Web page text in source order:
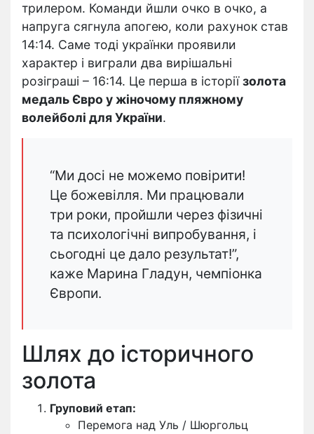
трилером. Команди йшли очко в очко, а
напруга сягнула апогею, коли рахунок став
14:14. Саме тоді українки проявили
характер і виграли два вирішальні
розіграші – 16:14. Це перша в історіїзолота
медаль Євро у жіночому пляжному
волейболі для України.
“Ми досі не можемо повірити!
Це божевілля. Ми працювали
три роки, пройшли через фізичні
та психологічні випробування, і
сьогодні це дало результат!”,
каже Марина Гладун, чемпіонка
Європи.
Шлях до історичного
золота
Груповий етап:
Перемога над Уль / Шюргольц